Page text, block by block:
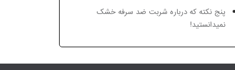
پنج نکته که درباره شربت ضد سرفه خشک
نمیدانستید!